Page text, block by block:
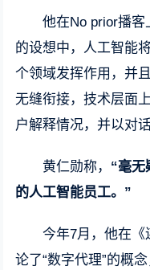
他在No prior播
的设想中，人工智能
个领域发挥作用，并
无缝衔接，技术层面
户解释情况，并以对
黄仁勋称， “毫无
的人工智能员工。”
今年7月，他在
论了“数字代理”的概